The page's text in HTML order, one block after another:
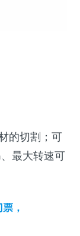
的切割；可
最大转速可
，